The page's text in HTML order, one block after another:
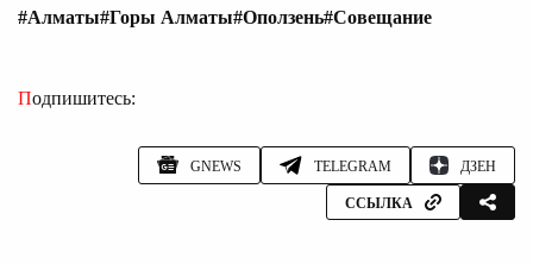
#Алматы#Горы Алматы#Оползень#Совещание
Подпишитесь:
GNEWS TELEGRAM ДЗЕН
ССЫЛКА